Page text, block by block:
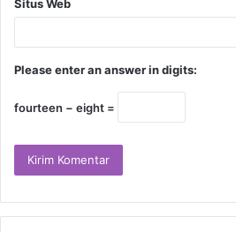
Situs Web
Please enter an answer in digits:
fourteen − eight =